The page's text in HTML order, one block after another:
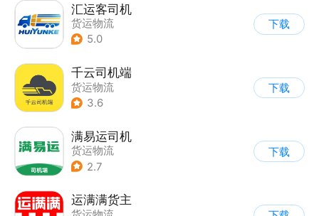
汇运客司机
货运物流
5.0
下载
千云司机端
货运物流
3.6
下载
满易运司机
货运物流
2.7
下载
运满满货主